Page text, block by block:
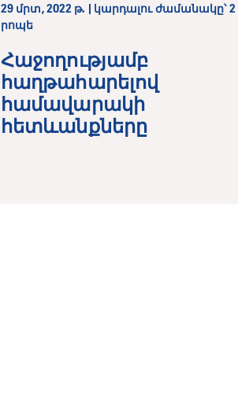
29 մրտ, 2022 թ. | կարդալու ժամանակը՝ 2
րոպե
Հաջողությամբ
հաղթահարելով
համավարակի
հետևանքները